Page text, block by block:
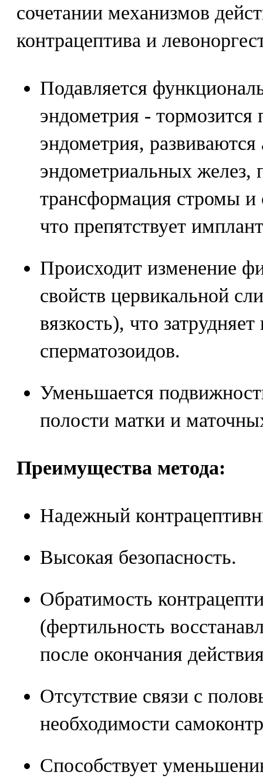
сочетании механизмов
контрацептива и
Подавляется
эндометрия - тормозится
эндометрия, развиваются
эндометриальных желез,
трансформация стромы и
что препятствует
Происходит изменение
свойств цервикальной
вязкость), что
сперматозоидов.
Уменьшается
полости матки и
Преимущества метода:
Надежный
Высокая безопасность.
Обратимость
(фертильность
после окончания
Отсутствие связи с
необходимости
Способствует